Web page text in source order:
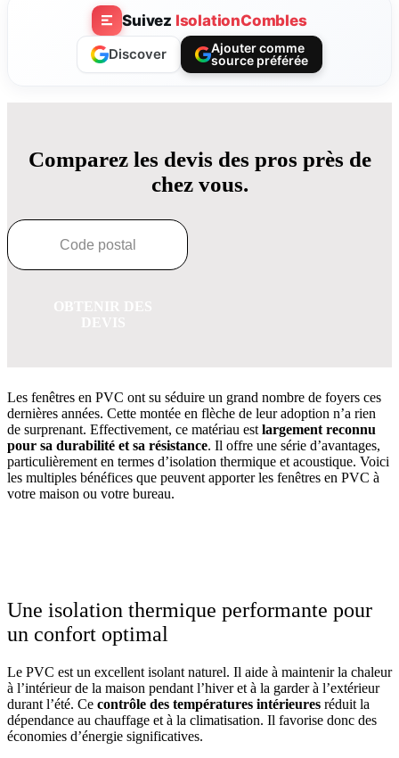
Suivez IsolationCombles
Discover
Ajouter comme
source préférée
Comparez les devis des pros près de
chez vous.
Les fenêtres en PVC ont su séduire un grand nombre de foyers ces
dernières années. Cette montée en flèche de leur adoption n’a rien
de surprenant. Effectivement, ce matériau est largement reconnu
pour sa durabilité et sa résistance. Il offre une série d’avantages,
particulièrement en termes d’isolation thermique et acoustique. Voici
les multiples bénéfices que peuvent apporter les fenêtres en PVC à
votre maison ou votre bureau.
Une isolation thermique performante pour
un confort optimal
Le PVC est un excellent isolant naturel. Il aide à maintenir la chaleur
à l’intérieur de la maison pendant l’hiver et à la garder à l’extérieur
durant l’été. Ce contrôle des températures intérieures réduit la
dépendance au chauffage et à la climatisation. Il favorise donc des
économies d’énergie significatives.